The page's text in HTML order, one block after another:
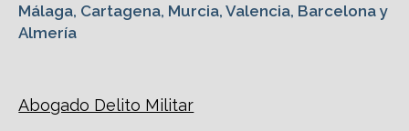
Málaga, Cartagena, Murcia, Valencia, Barcelona y
Almería
Abogado Delito Militar